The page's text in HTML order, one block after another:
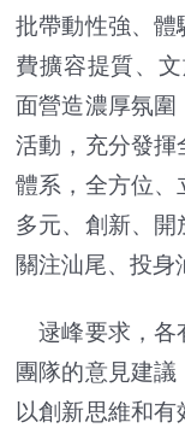
批帶動性強、體
費擴容提質、
面營造濃厚氛圍
活動，充分發揮
體系，全方位、
多元、創新、
關注汕尾、投身
逯峰要求，各
團隊的意見建議
以創新思維和